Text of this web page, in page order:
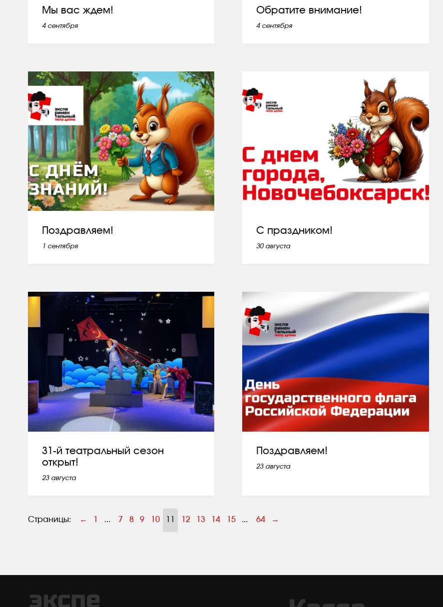
Мы вас ждем!
4 сентября
Обратите внимание!
4 сентября
Поздравляем!
1 сентября
С праздником!
30 августа
31-й театральный сезон
открыт!
23 августа
Поздравляем!
23 августа
Страницы: ← ... 7 8 9 10 12 13 14 15 ... 64 →